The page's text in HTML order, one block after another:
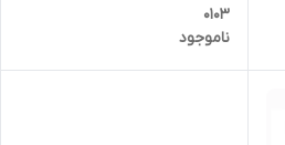
0103
ناموجود